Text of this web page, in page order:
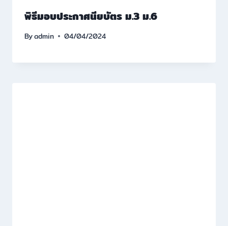
พิธีมอบประกาศนียบัตร ม.3 ม.6
Byadmin 04/04/2024